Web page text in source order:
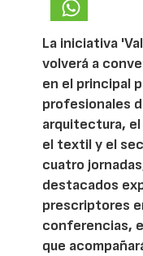
La iniciativa
volverá a
en el principal
profesionales
arquitectura,
el textil y el
cuatro
destacados
prescriptores
conferencias,
que